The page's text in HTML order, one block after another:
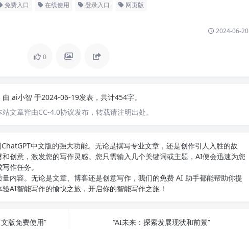
免费入口 在线使用 登录入口 网页版
2024-06-20
0
由 ai小智 于2024-06-19发表，共计454字。
文章皆由CC-4.0协议发布，转载请注明出处。
ChatGPT中文版的强大功能。无论是撰写专业文章，还是创作引人入胜的故
创意，激发您的写作灵感。您只需输入几个关键词或主题，AI便会迅速为您
作任务。
内容。无论是文章、博客还是创意写作，我们的免费 AI 助手都能帮助你提
验AI智能写作的愉快之旅，开启你的智能写作之旅！
版免费使用” “AI未来：探索发展现状和前景”